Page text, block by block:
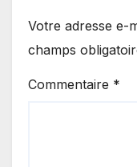
Votre adresse e-
champs
Commentaire *